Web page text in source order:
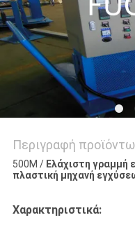
Περιγραφή
500M / Ελάχιστη γραμμή
πλαστική μηχανή
Χαρακτηριστικά: